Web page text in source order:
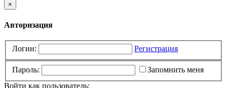
×
Авторизация
Логин: Регистрация
Пароль:
Запомнить меня
Войти как пользователь: